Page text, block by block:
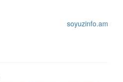
soyuzinfo.am